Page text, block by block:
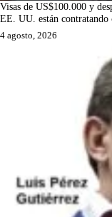
Visas de US$100.000 y
EE. UU. están contratando
4 agosto, 2026